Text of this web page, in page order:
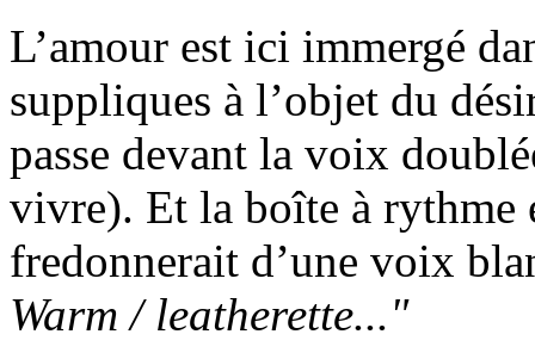
L’amour est ici immergé
suppliques à l’objet du
passe devant la voix
vivre). Et la boîte à rythme
fredonnerait d’une voix
Warm / leatherette..."